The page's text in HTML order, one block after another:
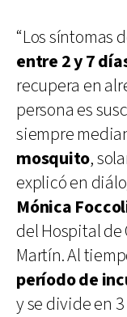
“Los síntomas
entre 2 y 7
recupera en
persona es
siempre
mosquito,
explicó en
Mónica
del Hospital de
Martín. Al
período de
y se divide en